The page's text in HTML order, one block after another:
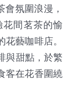
氛圍浪漫，
間茗茶的愉
藝咖啡店。
與甜點，於繁
客在花香圍繞